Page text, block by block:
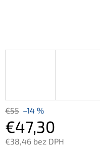
€55 –14 %
€47,30
€38,46 bez DPH